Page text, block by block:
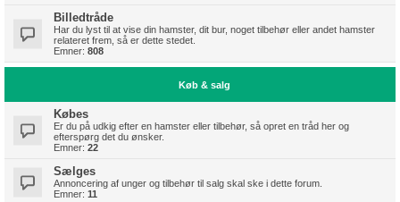
Billedtråde
Har du lyst til at vise din hamster, dit bur, noget tilbehør eller andet hamster
relateret frem, så er dette stedet.
Emner: 808
Køb & salg
Købes
Er du på udkig efter en hamster eller tilbehør, så opret en tråd her og
efterspørg det du ønsker.
Emner: 22
Sælges
Annoncering af unger og tilbehør til salg skal ske i dette forum.
Emner: 11